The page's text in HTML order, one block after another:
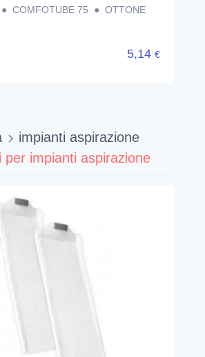
COMFOTUBE 75 ● OTTONE
5,14 €
impianti aspirazione
per impianti aspirazione